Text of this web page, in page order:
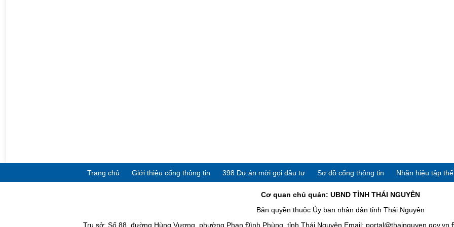
Trang chủ Giới thiệu cổng thông tin 398 Dự án mời gọi đầu tư Sơ đồ cổng thông tin Nhãn hiệu tập
Cơ quan chủ quản: UBND TỈNH THÁI NGUYÊN
Bản quyền thuộc Ủy ban nhân dân tỉnh Thái Nguyên
Trụ sở: Số 88, đường Hùng Vương, phường Phan Đình Phùng, tỉnh Thái Nguyên Email: portal@thainguyen.gov.vn